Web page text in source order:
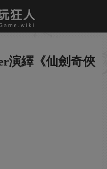
演繹《仙劍奇俠